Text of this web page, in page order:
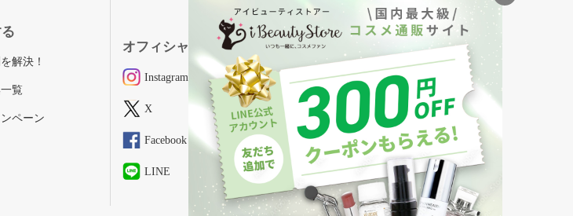
解決！
覧
ペーン
オフィシャルSNS
Instagram
X
Facebook
LINE
ナル
創業150年、英国伝統の最高級猪毛ハン
ドメイドヘアブラシ
メイソンピアソン